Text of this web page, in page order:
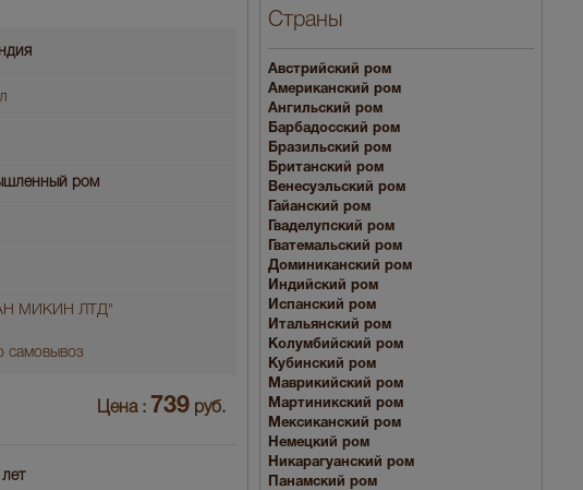
ром
МИКИН ЛТД"
самовывоз
Цена : 739 руб.
Страны
Австрийский ром
Американский ром
Ангильский ром
Барбадосский ром
Бразильский ром
Британский ром
Венесуэльский ром
Гайанский ром
Гваделупский ром
Гватемальский ром
Доминиканский ром
Индийский ром
Испанский ром
Итальянский ром
Колумбийский ром
Кубинский ром
Маврикийский ром
Мартиникский ром
Мексиканский ром
Немецкий ром
Никарагуанский ром
Панамский ром